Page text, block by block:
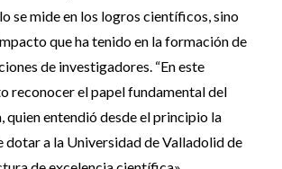
se mide en los logros científicos, sino
que ha tenido en la formación de
de investigadores. “En este
reconocer el papel fundamental del
quien entendió desde el principio la
dotar a la Universidad de Valladolid de